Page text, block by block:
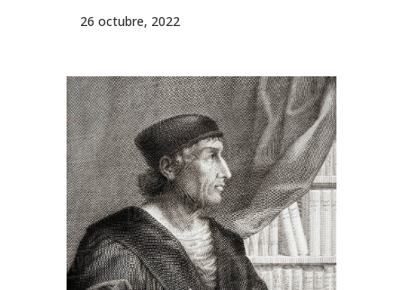
26 octubre, 2022